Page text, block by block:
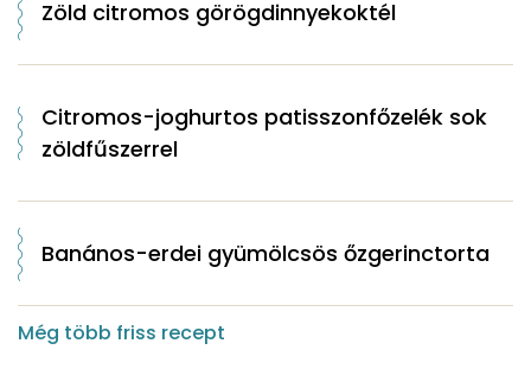
Zöld citromos görögdinnyekoktél
Citromos-joghurtos patisszonfőzelék sok
zöldfűszerrel
Banános-erdei gyümölcsös őzgerinctorta
Még több friss recept